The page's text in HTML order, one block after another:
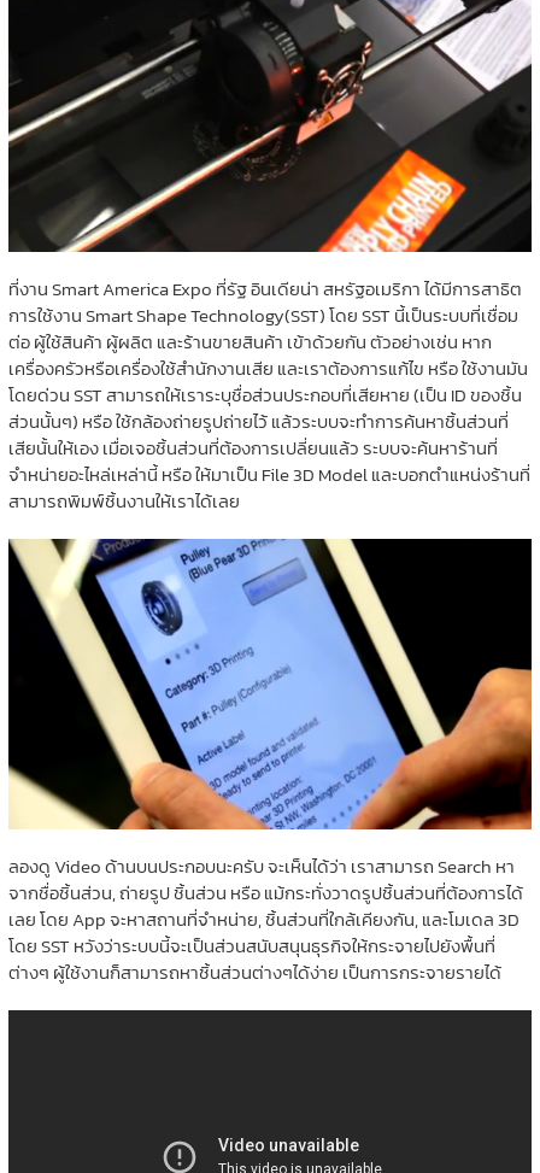
ที่งาน Smart America Expo ที่รัฐ อินเดียน่า สหรัฐอเมริกา ได้มีการสาธิต
การใช้งาน Smart Shape Technology(SST) โดย SST นี้เป็นระบบที่เชื่อม
ต่อ ผู้ใช้สินค้า ผู้ผลิต และร้านขายสินค้า เข้าด้วยกัน ตัวอย่างเช่น หาก
เครื่องครัวหรือเครื่องใช้สำนักงานเสีย และเราต้องการแก้ไข หรือ ใช้งานมัน
โดยด่วน SST สามารถให้เราระบุชื่อส่วนประกอบที่เสียหาย (เป็น ID ของชิ้น
ส่วนนั้นๆ) หรือ ใช้กล้องถ่ายรูปถ่ายไว้ แล้วระบบจะทำการค้นหาชิ้นส่วนที่
เสียนั้นให้เอง เมื่อเจอชิ้นส่วนที่ต้องการเปลี่ยนแล้ว ระบบจะค้นหาร้านที่
จำหน่ายอะไหล่เหล่านี้ หรือ ให้มาเป็น File 3D Model และบอกตำแหน่งร้านที่
สามารถพิมพ์ชิ้นงานให้เราได้เลย
ลองดู Video ด้านบนประกอบนะครับ จะเห็นได้ว่า เราสามารถ Search หา
จากชื่อชิ้นส่วน, ถ่ายรูป ชิ้นส่วน หรือ แม้กระทั่งวาดรูปชิ้นส่วนที่ต้องการได้
เลย โดย App จะหาสถานที่จำหน่าย, ชิ้นส่วนที่ใกล้เคียงกัน, และโมเดล 3D
โดย SST หวังว่าระบบนี้จะเป็นส่วนสนับสนุนธุรกิจให้กระจายไปยังพื้นที่
ต่างๆ ผู้ใช้งานก็สามารถหาชิ้นส่วนต่างๆได้ง่าย เป็นการกระจายรายได้